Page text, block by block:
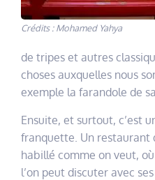
Crédits : Mohamed Yahya
de tripes et autres
choses auxquelles nous
exemple la farandole de
Ensuite, et surtout, c’est
franquette. Un restaurant
habillé comme on veut,
l’on peut discuter avec